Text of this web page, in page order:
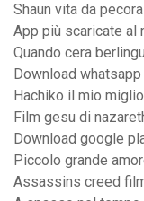
Shaun vita da
App più scaricate al
Quando cera
Download
Hachiko il mio
Film gesu di
Download google
Piccolo grande
Assassins creed